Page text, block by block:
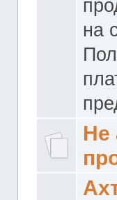
на
Не